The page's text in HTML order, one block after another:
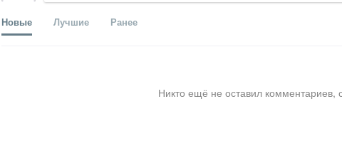
Новые Лучшие Ранее
Никто ещё не оставил комментариев,